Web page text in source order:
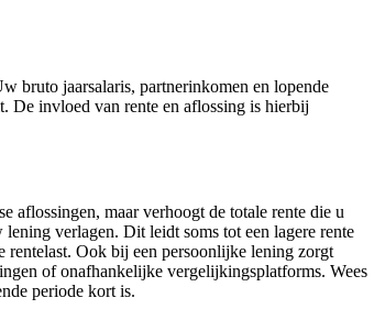
bruto jaarsalaris, partnerinkomen en lopende
De invloed van rente en aflossing is hierbij
aflossingen, maar verhoogt de totale rente die u
verlagen. Dit leidt soms tot een lagere rente
rentelast. Ook bij een persoonlijke lening zorgt
of onafhankelijke vergelijkingsplatforms. Wees
periode kort is.